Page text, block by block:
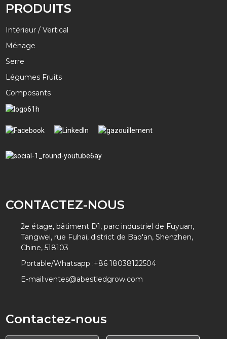
PRODUITS
Intérieur / Vertical
Ménage
Serre
Légumes Fruits
Composants
CONTACTEZ-NOUS
2e étage, bâtiment D1, parc industriel de Fuyuan,
Tangwei, rue Fuhai, district de Bao'an, Shenzhen,
Chine, 518103
Portable/Whatsapp :+86 18038122504
E-mail:ventes@abestledgrow.com
Contactez-nous